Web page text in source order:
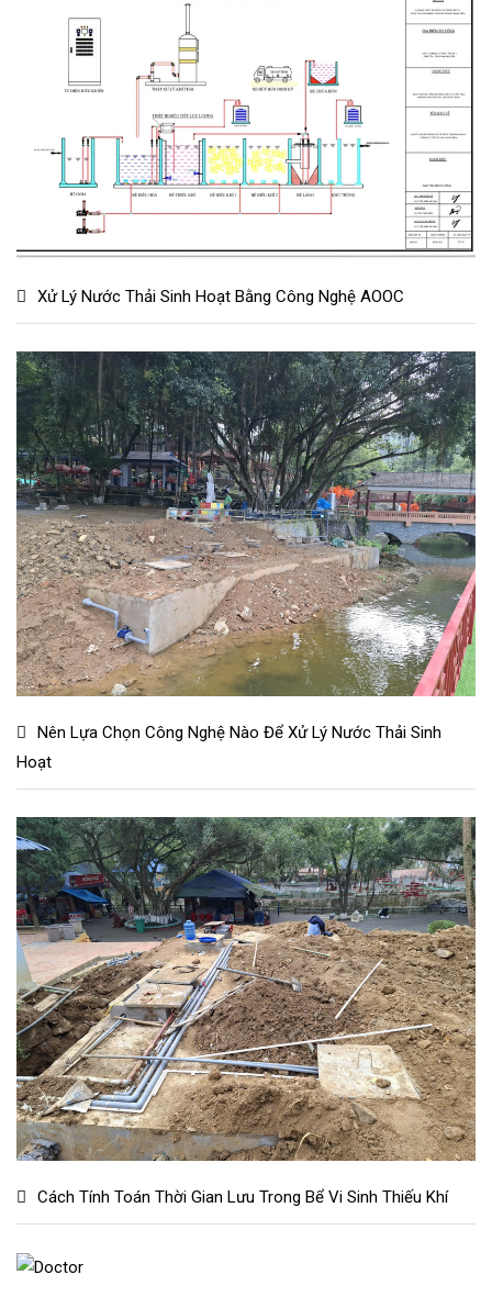
Xử Lý Nước Thải Sinh Hoạt Bằng Công Nghệ AOOC
Nên Lựa Chọn Công Nghệ Nào Để Xử Lý Nước Thải Sinh
Hoạt
Cách Tính Toán Thời Gian Lưu Trong Bể Vi Sinh Thiếu Khí